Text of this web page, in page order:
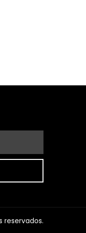
reservados.